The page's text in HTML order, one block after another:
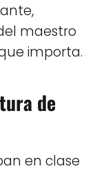
maestro
importa.
de
en clase